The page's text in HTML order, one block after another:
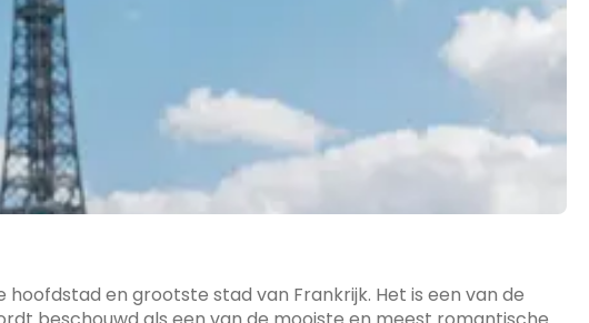
hoofdstad en grootste stad van Frankrijk. Het is een van de